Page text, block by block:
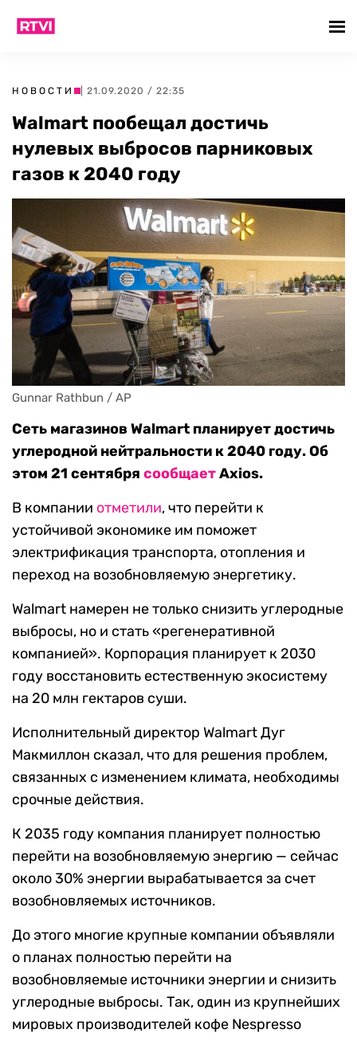
НОВОСТИ | 21.09.2020 / 22:35
Walmart пообещал достичь
нулевых выбросов парниковых
газов к 2040 году
Gunnar Rathbun / AP
Сеть магазинов Walmart планирует достичь
углеродной нейтральности к 2040 году. Об
этом 21 сентября сообщаетAxios.
В компании отметили, что перейти к
устойчивой экономике им поможет
электрификация транспорта, отопления и
переход на возобновляемую энергетику.
Walmart намерен не только снизить углеродные
выбросы, но и стать «регенеративной
компанией». Корпорация планирует к 2030
году восстановить естественную экосистему
на 20 млн гектаров суши.
Исполнительный директор Walmart Дуг
Макмиллон сказал, что для решения проблем,
связанных с изменением климата, необходимы
срочные действия.
К 2035 году компания планирует полностью
перейти на возобновляемую энергию — сейчас
около 30% энергии вырабатывается за счет
возобновляемых источников.
До этого многие крупные компании объявляли
о планах полностью перейти на
возобновляемые источники энергии и снизить
углеродные выбросы. Так, один из крупнейших
мировых производителей кофе Nespresso